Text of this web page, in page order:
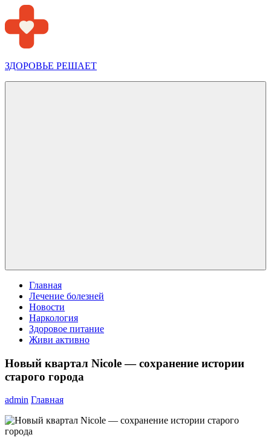
Перейти
к
содержимому
ЗДОРОВЬЕ РЕШАЕТ
Главная
Лечение болезней
Новости
Наркология
Здоровое питание
Живи активно
Новый квартал Nicole — сохранение истории
старого города
admin Главная